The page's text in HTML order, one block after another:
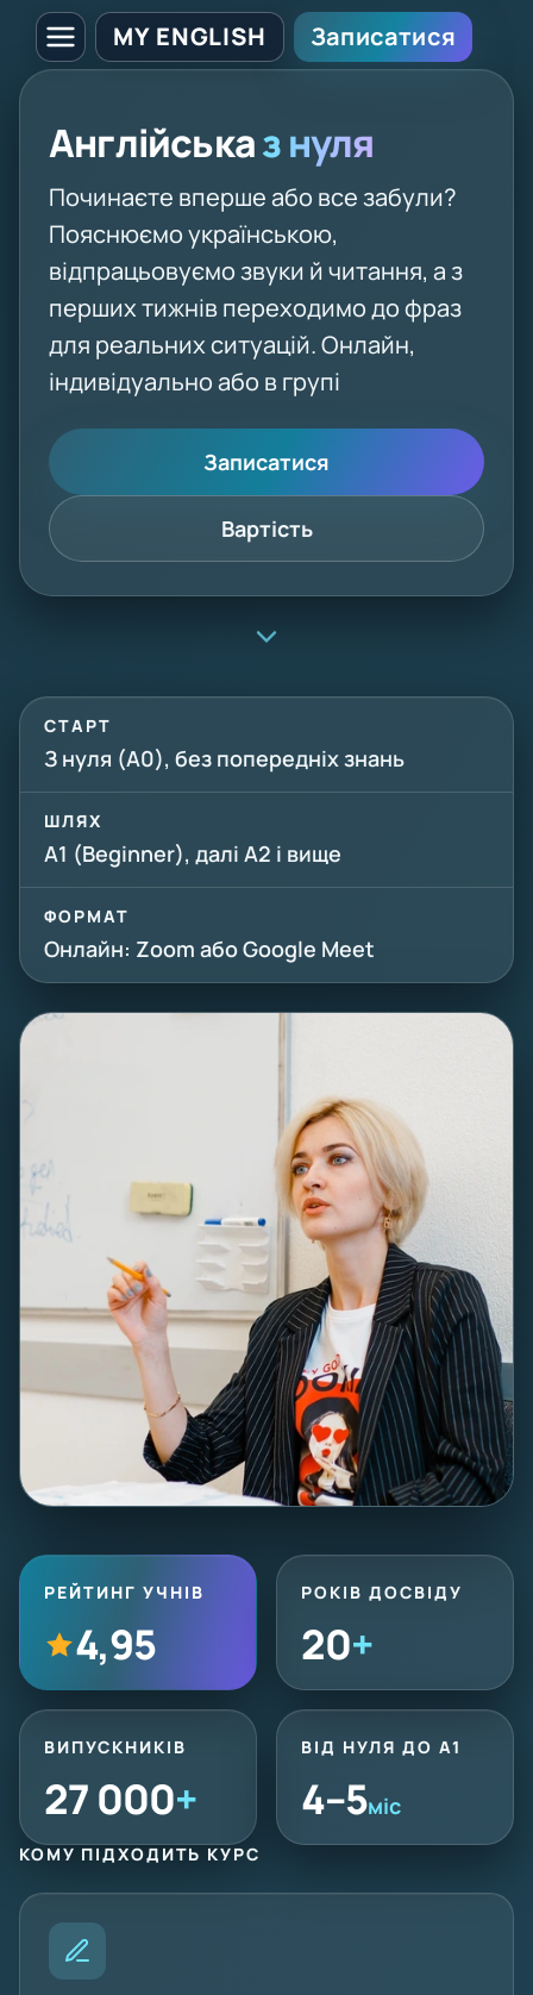
MY ENGLISH Записатися
Англійськаз нуля
Починаєте вперше або все забули?
Пояснюємо українською,
відпрацьовуємо звуки й читання, а з
перших тижнів переходимо до фраз
для реальних ситуацій. Онлайн,
індивідуально або в групі
Записатися
Вартість
СТАРТ
З нуля (A0), без попередніх знань
ШЛЯХ
A1 (Beginner), далі A2 і вище
ФОРМАТ
Онлайн: Zoom або Google Meet
РЕЙТИНГ УЧНІВ
4,95
РОКІВ ДОСВІДУ
20+
ВИПУСКНИКІВ
27 000+
ВІД НУЛЯ ДО A1
4–5міс
КОМУ ПІДХОДИТЬ КУРС